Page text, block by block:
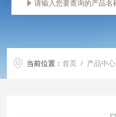
当前位置：首页 / 产品中心